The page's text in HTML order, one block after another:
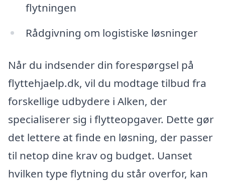
flytningen
Rådgivning om logistiske løsninger
Når du indsender din forespørgsel på
flyttehjaelp.dk, vil du modtage tilbud fra
forskellige udbydere i Alken, der
specialiserer sig i flytteopgaver. Dette gør
det lettere at finde en løsning, der passer
til netop dine krav og budget. Uanset
hvilken type flytning du står overfor, kan